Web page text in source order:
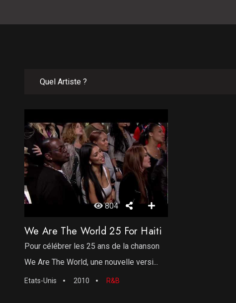
804
We Are The World 25 For Haiti
Pour célébrer les 25 ans de la chanson
We Are The World, une nouvelle versi...
Etats-Unis 2010 R&B